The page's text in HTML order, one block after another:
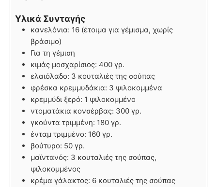
Υλικά Συνταγής
κανελόνια: 16 (έτοιμα για γέμισμα, χωρίς
βράσιμο)
Για τη γέμιση
κιμάς μοσχαρίσιος: 400 γρ.
ελαιόλαδο: 3 κουταλιές της σούπας
φρέσκα κρεμμυδάκια: 3 ψιλοκομμένα
κρεμμύδι ξερό: 1 ψιλοκομμένο
ντοματάκια κονσέρβας: 300 γρ.
γκούντα τριμμένη: 180 γρ.
ένταμ τριμμένο: 160 γρ.
βούτυρο: 50 γρ.
μαϊντανός: 3 κουταλιές της σούπας,
ψιλοκομμένος
κρέμα γάλακτος: 6 κουταλιές της σούπας